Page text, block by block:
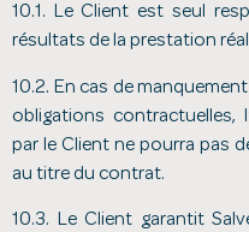
10.1. Le Client est seul
résultats de la prestation
10.2. En cas de
obligations contractuelles,
par le Client ne pourra pas
au titre du contrat.
10.3. Le Client garantit